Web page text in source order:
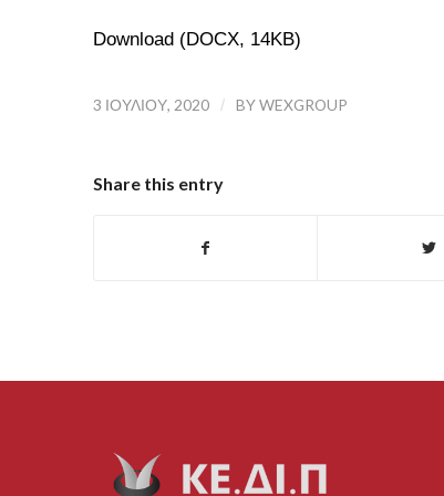
Download (DOCX, 14KB)
3 ΙΟΥΛΊΟΥ, 2020 / BYWEXGROUP
Share this entry